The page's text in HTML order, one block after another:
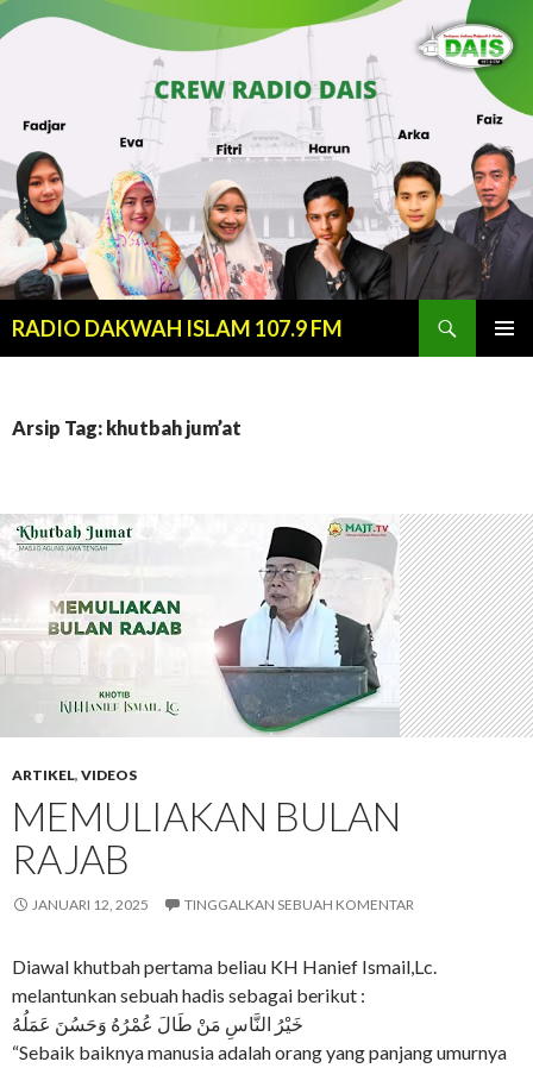
RADIO DAKWAH ISLAM 107.9 FM
Arsip Tag: khutbah jum’at
ARTIKEL, VIDEOS
MEMULIAKAN BULAN
RAJAB
JANUARI 12, 2025 TINGGALKAN SEBUAH KOMENTAR
Diawal khutbah pertama beliau KH Hanief Ismail,Lc.
melantunkan sebuah hadis sebagai berikut :
خَيْرُ النَّاسِ مَنْ طَالَ عُمْرُهُ وَحَسُنَ عَمَلُهُ
“Sebaik baiknya manusia adalah orang yang panjang umurnya